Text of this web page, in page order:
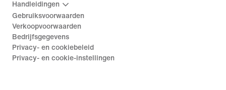
Handleidingen
Gebruiksvoorwaarden
Verkoopvoorwaarden
Bedrijfsgegevens
Privacy- en cookiebeleid
Privacy- en cookie-instellingen